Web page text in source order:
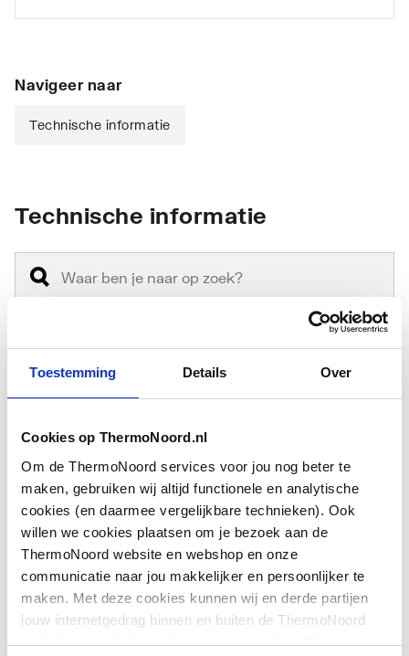
Toestemming Details Over
Cookies op ThermoNoord.nl
Om de ThermoNoord services voor jou nog beter te
maken, gebruiken wij altijd functionele en analytische
cookies (en daarmee vergelijkbare technieken). Ook
willen we cookies plaatsen om je bezoek aan de
ThermoNoord website en webshop en onze
communicatie naar jou makkelijker en persoonlijker te
maken. Met deze cookies kunnen wij en derde partijen
jouw internetgedrag binnen en buiten de ThermoNoord
website en webshop volgen en verzamelen. Hiermee
Navigeer naar
Technische informatie
Technische informatie
Hoogte 150
panelen
Geschikt voor
vensterbanksteunen
Nee
Losse voet Ja
Uitvoering console Stand profiel
Toon meer